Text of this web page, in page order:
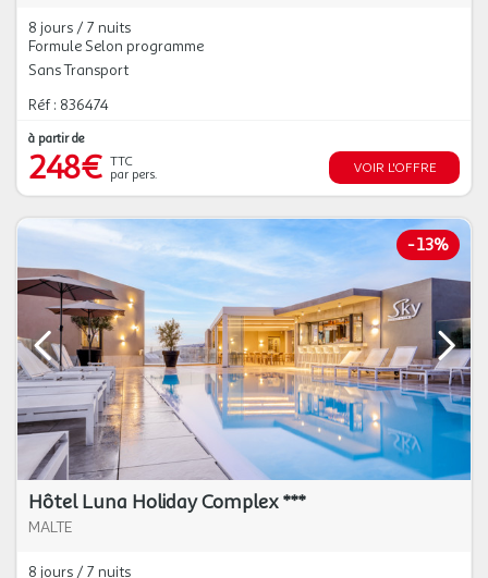
8 jours / 7 nuits
Formule Selon programme
Sans Transport
Réf : 836474
à partir de
248€ TTC
par pers.
VOIR L'OFFRE
-13%
Hôtel Luna Holiday Complex ***
MALTE
8 jours / 7 nuits